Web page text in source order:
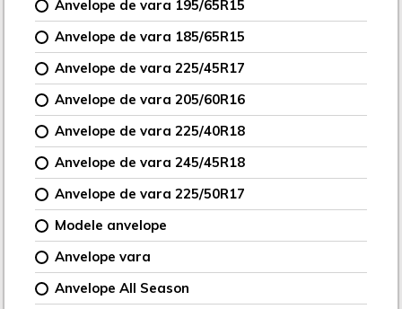
Anvelope de vara 195/65R15
Anvelope de vara 185/65R15
Anvelope de vara 225/45R17
Anvelope de vara 205/60R16
Anvelope de vara 225/40R18
Anvelope de vara 245/45R18
Anvelope de vara 225/50R17
Modele anvelope
Anvelope vara
Anvelope All Season